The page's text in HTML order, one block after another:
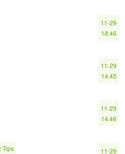
11-29
18:46
11-29
14:45
11-29
14:46
Tips
11-29